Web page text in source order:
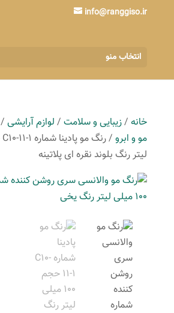
info@ranggiso.ir
انتخاب منو
خانه/زیبایی و سلامت/ لوازم آرایشی/
مو و ابرو
لیتر رنگ بلوند نقره ای پلاتینه